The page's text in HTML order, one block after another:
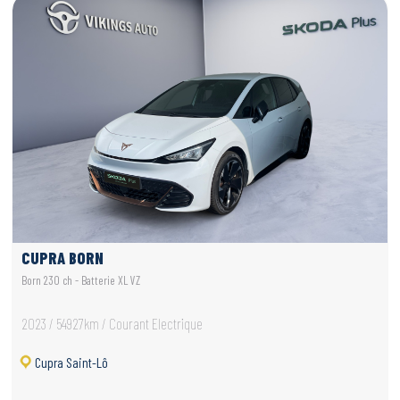
CUPRA BORN
Born 230 ch - Batterie XL VZ
2023 / 54927km / Courant Electrique
Cupra Saint-Lô